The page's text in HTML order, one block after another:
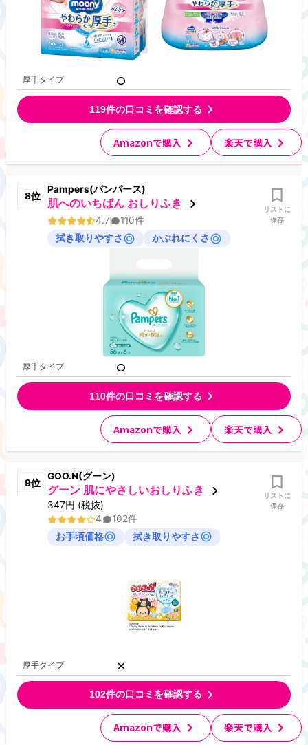
厚手タイプ
119件の口コミを確認する
Amazonで購入 楽天で購入
8位
Pampers(パンパース)
肌へのいちばん おしりふき
リストに
保存
4.7 110件
拭き取りやすさ
かぶれにくさ
厚手タイプ
110件の口コミを確認する
Amazonで購入 楽天で購入
9位
GOO.N(グーン)
グーン 肌にやさしいおしりふき
347円 (税抜)
リストに
保存
4 102件
お手頃価格
拭き取りやすさ
厚手タイプ
102件の口コミを確認する
Amazonで購入 楽天で購入